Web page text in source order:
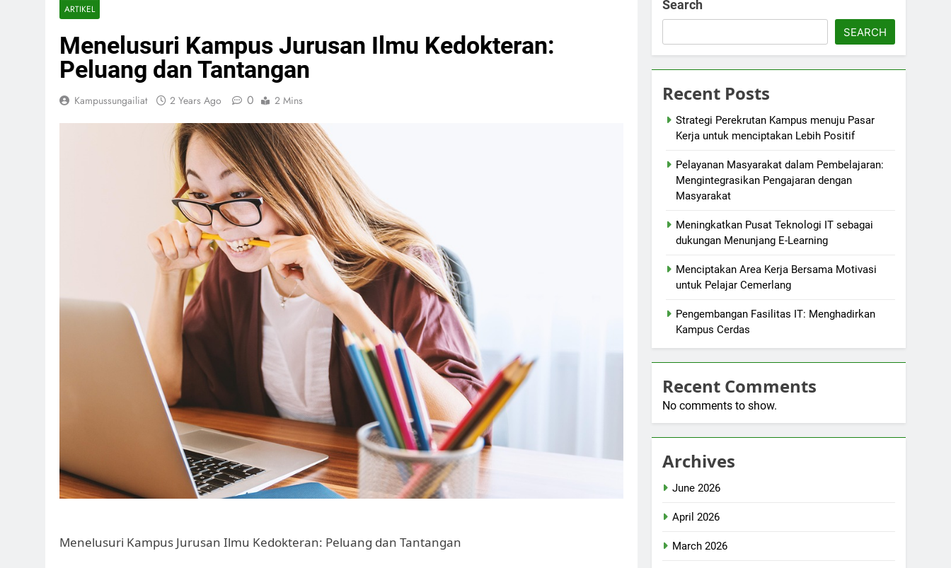
ARTIKEL
Menelusuri Kampus Jurusan Ilmu Kedokteran:
Peluang dan Tantangan
Kampussungailiat 2 Years Ago 0 2 Mins
Menelusuri Kampus Jurusan Ilmu Kedokteran: Peluang dan Tantangan
Search
SEARCH
Recent Posts
Strategi Perekrutan Kampus menuju Pasar
Kerja untuk menciptakan Lebih Positif
Pelayanan Masyarakat dalam Pembelajaran:
Mengintegrasikan Pengajaran dengan
Masyarakat
Meningkatkan Pusat Teknologi IT sebagai
dukungan Menunjang E-Learning
Menciptakan Area Kerja Bersama Motivasi
untuk Pelajar Cemerlang
Pengembangan Fasilitas IT: Menghadirkan
Kampus Cerdas
Recent Comments
No comments to show.
Archives
June 2026
April 2026
March 2026